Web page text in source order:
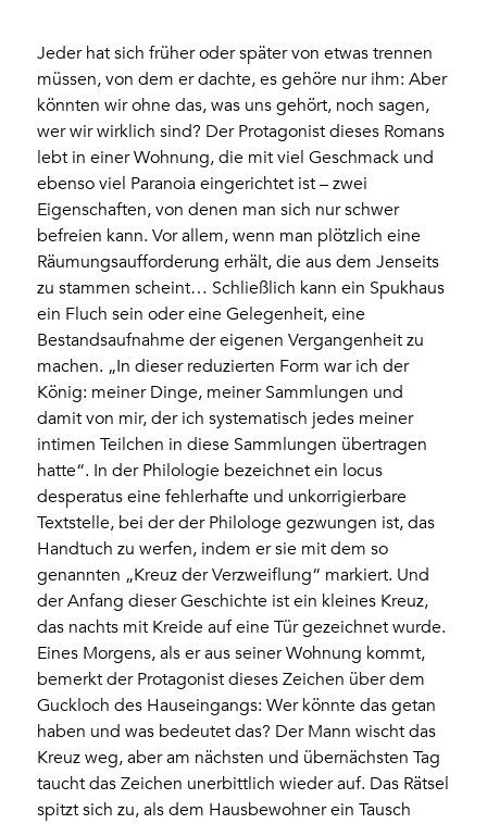
Jeder hat sich früher oder später von etwas trennen
müssen, von dem er dachte, es gehöre nur ihm: Aber
könnten wir ohne das, was uns gehört, noch sagen,
wer wir wirklich sind? Der Protagonist dieses Romans
lebt in einer Wohnung, die mit viel Geschmack und
ebenso viel Paranoia eingerichtet ist – zwei
Eigenschaften, von denen man sich nur schwer
befreien kann. Vor allem, wenn man plötzlich eine
Räumungsaufforderung erhält, die aus dem Jenseits
zu stammen scheint… Schließlich kann ein Spukhaus
ein Fluch sein oder eine Gelegenheit, eine
Bestandsaufnahme der eigenen Vergangenheit zu
machen. „In dieser reduzierten Form war ich der
König: meiner Dinge, meiner Sammlungen und
damit von mir, der ich systematisch jedes meiner
intimen Teilchen in diese Sammlungen übertragen
hatte“. In der Philologie bezeichnet ein locus
desperatus eine fehlerhafte und unkorrigierbare
Textstelle, bei der der Philologe gezwungen ist, das
Handtuch zu werfen, indem er sie mit dem so
genannten „Kreuz der Verzweiflung“ markiert. Und
der Anfang dieser Geschichte ist ein kleines Kreuz,
das nachts mit Kreide auf eine Tür gezeichnet wurde.
Eines Morgens, als er aus seiner Wohnung kommt,
bemerkt der Protagonist dieses Zeichen über dem
Guckloch des Hauseingangs: Wer könnte das getan
haben und was bedeutet das? Der Mann wischt das
Kreuz weg, aber am nächsten und übernächsten Tag
taucht das Zeichen unerbittlich wieder auf. Das Rätsel
spitzt sich zu, als dem Hausbewohner ein Tausch